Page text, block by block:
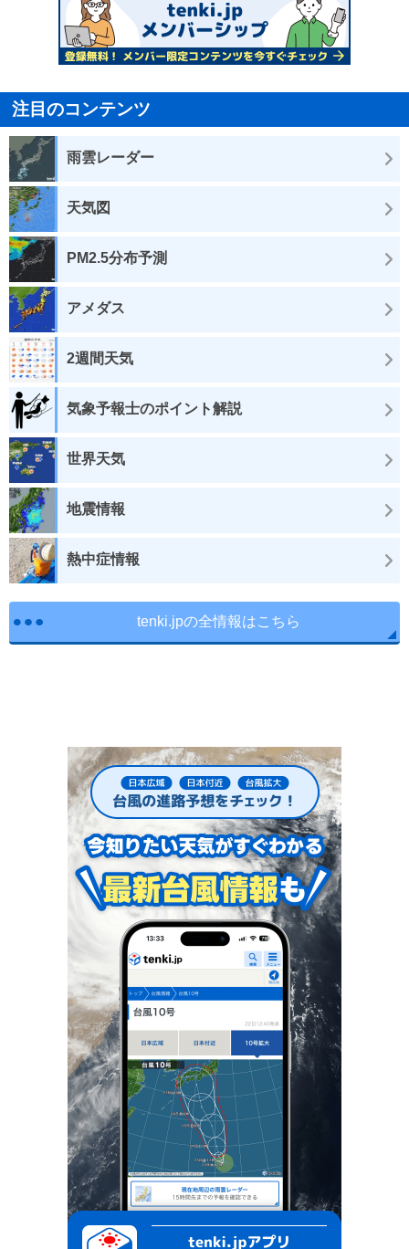
注目のコンテンツ
雨雲レーダー
天気図
PM2.5分布予測
アメダス
2週間天気
気象予報士のポイント解説
世界天気
地震情報
熱中症情報
tenki.jpの全情報はこちら